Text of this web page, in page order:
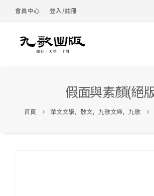
會員中心 登入/註冊
假面與素顏(絕
首頁 華文文學, 散文, 九歌文庫, 九歌